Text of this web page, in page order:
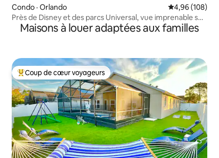
Condo · Orlando Note
4,96 (108)
Près de Disney et des parcs Universal, vue imprenable sur
le lac
Maisons à louer adaptées aux familles
Coup de cœur voyageurs parmi les plus aimés
Coup de cœur voyageurs